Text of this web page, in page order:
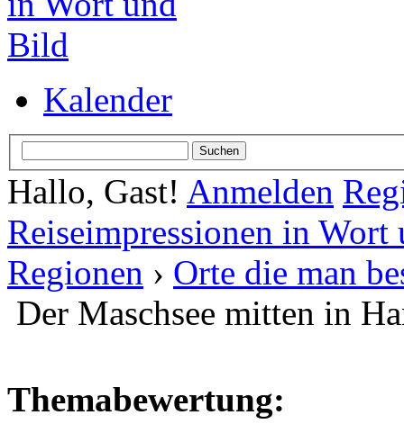
Kalender
Hallo, Gast! Anmelden
Reiseimpressionen in
Regionen › Orte die man
Der Maschsee mitten in
Themabewertung: